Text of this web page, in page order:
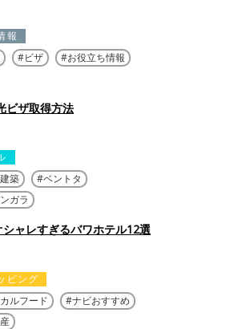
報
ビザ お役立ち情報
ビザ取得方法
築
ベントタ
ガラ
ャレすぎるバワホテル12選
ピング
ルフード
ナビおすすめ